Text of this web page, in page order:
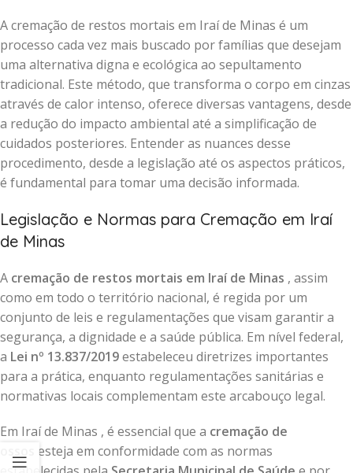
A cremação de restos mortais em Iraí de Minas é um
processo cada vez mais buscado por famílias que desejam
uma alternativa digna e ecológica ao sepultamento
tradicional. Este método, que transforma o corpo em cinzas
através de calor intenso, oferece diversas vantagens, desde
a redução do impacto ambiental até a simplificação de
cuidados posteriores. Entender as nuances desse
procedimento, desde a legislação até os aspectos práticos,
é fundamental para tomar uma decisão informada.
Legislação e Normas para Cremação em Iraí
de Minas
A cremação de restos mortais em Iraí de Minas , assim
como em todo o território nacional, é regida por um
conjunto de leis e regulamentações que visam garantir a
segurança, a dignidade e a saúde pública. Em nível federal,
a Lei nº 13.837/2019estabeleceu diretrizes importantes
para a prática, enquanto regulamentações sanitárias e
normativas locais complementam este arcabouço legal.
Em Iraí de Minas , é essencial que a cremação de
esteja em conformidade com as normas